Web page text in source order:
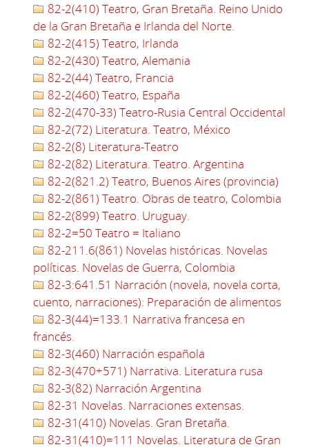
82-2(410) Teatro, Gran Bretaña. Reino Unido
de la Gran Bretaña e Irlanda del Norte.
82-2(415) Teatro, Irlanda
82-2(430) Teatro, Alemania
82-2(44) Teatro, Francia
82-2(460) Teatro, España
82-2(470-33) Teatro-Rusia Central Occidental
82-2(72) Literatura. Teatro, México
82-2(8) Literatura-Teatro
82-2(82) Literatura. Teatro. Argentina
82-2(821.2) Teatro, Buenos Aires (provincia)
82-2(861) Teatro. Obras de teatro, Colombia
82-2(899) Teatro. Uruguay.
82-2=50 Teatro = Italiano
82-211.6(861) Novelas históricas. Novelas
políticas. Novelas de Guerra, Colombia
82-3:641.51 Narración (novela, novela corta,
cuento, narraciones): Preparación de alimentos
82-3(44)=133.1 Narrativa francesa en
francés.
82-3(460) Narración española
82-3(470+571) Narrativa. Literatura rusa
82-3(82) Narración Argentina
82-31 Novelas. Narraciones extensas.
82-31(410) Novelas. Gran Bretaña.
82-31(410)=111 Novelas. Literatura de Gran